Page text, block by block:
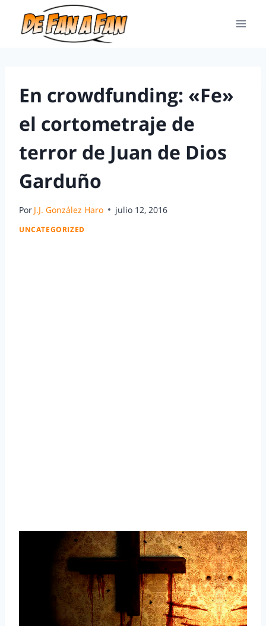
En crowdfunding: «Fe»
el cortometraje de
terror de Juan de Dios
Garduño
Por J.J. González Haro julio 12, 2016
UNCATEGORIZED